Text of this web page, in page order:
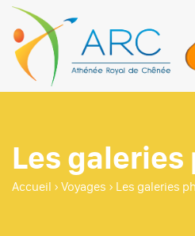
Les
Accueil › Voyages › Les galeries